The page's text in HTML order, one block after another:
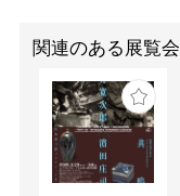
関連のある展覧会